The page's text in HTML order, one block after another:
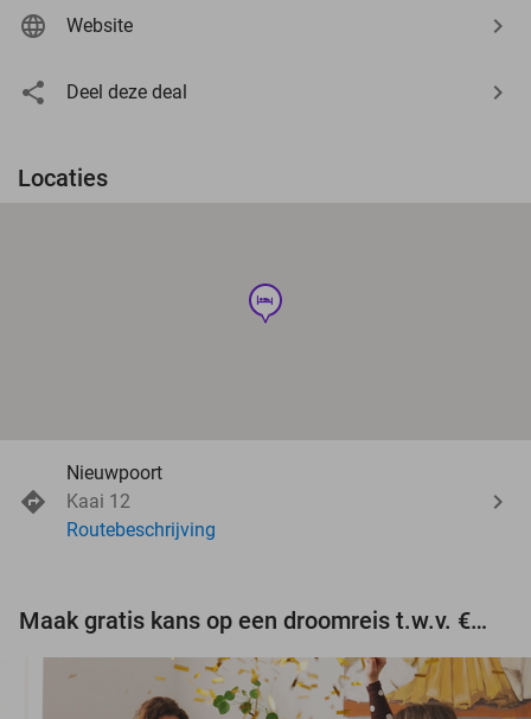
Website
Deel deze deal
Locaties
hotel
Nieuwpoort
Kaai 12
Routebeschrijving
Maak gratis kans op een droomreis t.w.v. €3.000!